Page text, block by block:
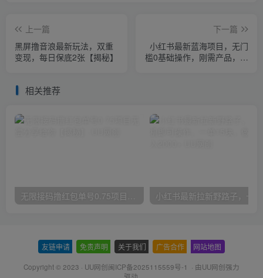
上一篇
黑屏撸音浪最新玩法，双重
变现，每日保底2张【揭秘】
下一篇
小红书最新蓝海项目，无门
槛0基础操作，刚需产品，操
相关推荐
无限接码撸红包单号0.75项目无偿分享给你【揭秘】
友链申请 免责声明 关于我们 广告合作 网站地图
Copyright © 2023 · UU网创闽ICP备2025115559号-1 · 由UU网创强力